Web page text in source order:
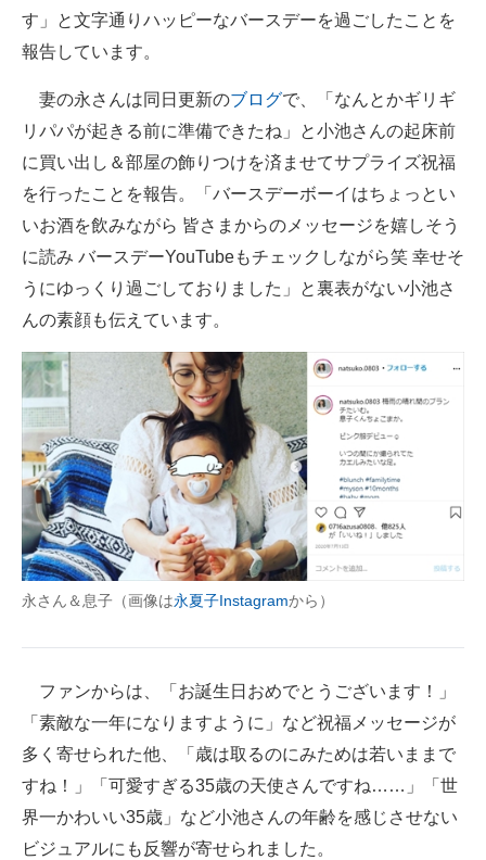
電子設計の基本と応用
ちょっと気になるネットの話題
す」と文字通りハッピーなバースデーを過ごしたことを
報告しています。
妻の永さんは同日更新のブログで、「なんとかギリギ
リパパが起きる前に準備できたね」と小池さんの起床前
に買い出し＆部屋の飾りつけを済ませてサプライズ祝福
を行ったことを報告。「バースデーボーイはちょっとい
いお酒を飲みながら 皆さまからのメッセージを嬉しそう
に読み バースデーYouTubeもチェックしながら笑 幸せそ
うにゆっくり過ごしておりました」と裏表がない小池さ
んの素顔も伝えています。
永さん＆息子（画像は永夏子Instagramから）
ファンからは、「お誕生日おめでとうございます！」
「素敵な一年になりますように」など祝福メッセージが
多く寄せられた他、「歳は取るのにみためは若いままで
すね！」「可愛すぎる35歳の天使さんですね……」「世
界一かわいい35歳」など小池さんの年齢を感じさせない
ビジュアルにも反響が寄せられました。